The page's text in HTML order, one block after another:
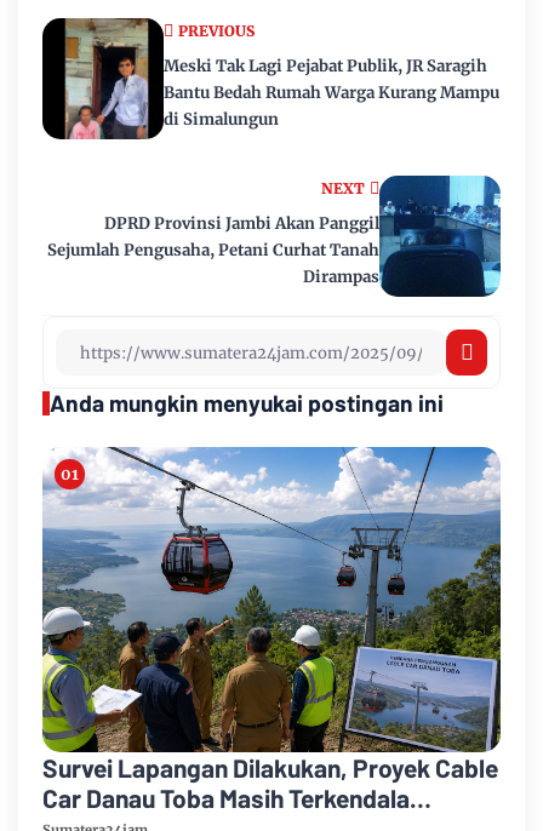
NEXT
DPRD Provinsi Jambi Akan Panggil
Sejumlah Pengusaha, Petani Curhat Tanah
Dirampas
PREVIOUS
Meski Tak Lagi Pejabat Publik, JR Saragih
Bantu Bedah Rumah Warga Kurang Mampu
di Simalungun
Anda mungkin menyukai postingan ini
Survei Lapangan Dilakukan, Proyek Cable
Car Danau Toba Masih Terkendala